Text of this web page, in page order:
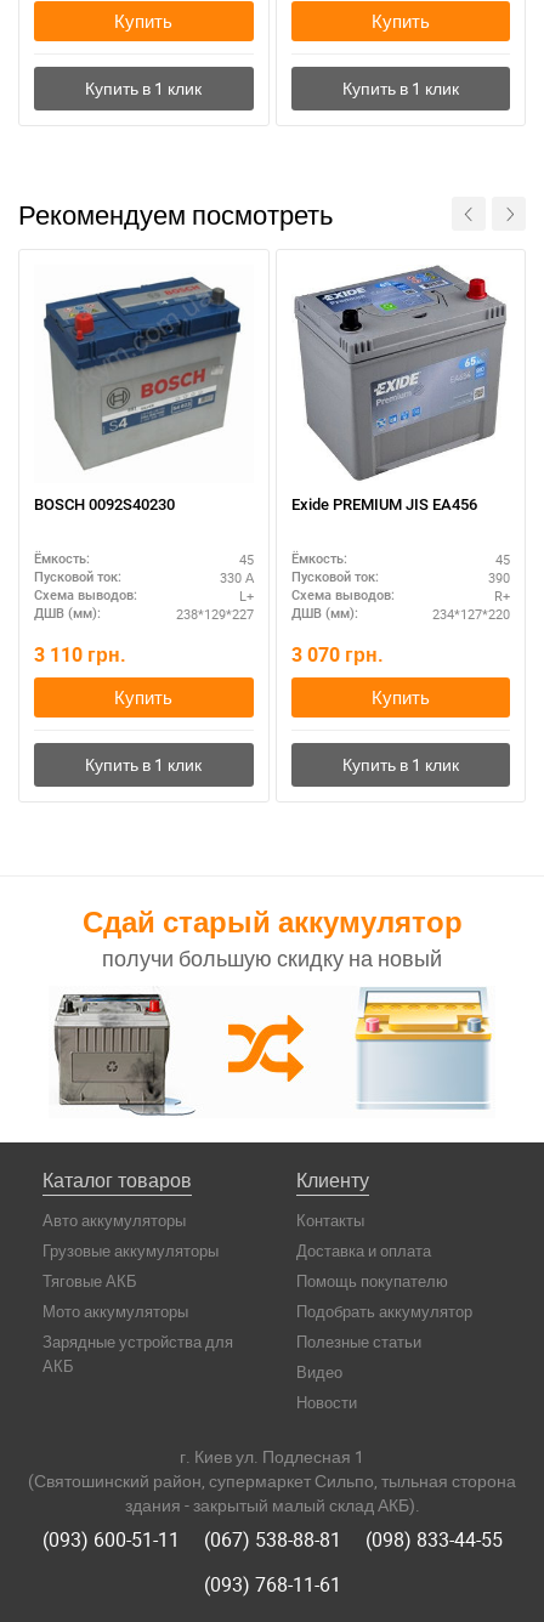
Купить Купить
Рекомендуем посмотреть
BOSCH 0092S40230
Ёмкость: 45
Пусковой ток: 330 А
Схема выводов: L+
ДШВ (мм): 238*129*227
3 110 грн.
Купить
Exide PREMIUM JIS EA456
Ёмкость: 45
Пусковой ток: 390
Схема выводов: R+
ДШВ (мм): 234*127*220
3 070 грн.
Купить
Сдай старый аккумулятор
получи большую скидку на новый
Каталог товаров
Авто аккумуляторы
Грузовые аккумуляторы
Тяговые АКБ
Мото аккумуляторы
Зарядные устройства для
АКБ
Клиенту
Контакты
Доставка и оплата
Помощь покупателю
Подобрать аккумулятор
Полезные статьи
Видео
Новости
г. Киев ул. Подлесная 1
(Святошинский район, супермаркет Сильпо, тыльная сторона
здания - закрытый малый склад АКБ).
(093) 600-51-11 (067) 538-88-81
(098) 833-44-55
(093) 768-11-61